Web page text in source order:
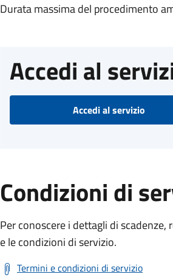
Durata massima del procedimento
Accedi al
Accedi al servizio
Condizioni di
Per conoscere i dettagli di
e le condizioni di servizio.
Termini e condizioni di servizio